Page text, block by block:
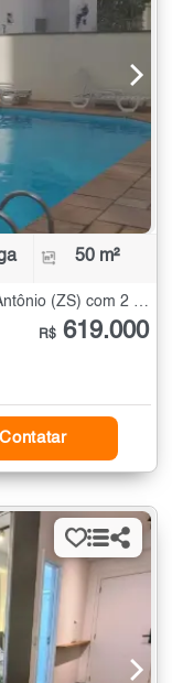
50 m²
Apartamento à Venda na Chácara Santo Antônio (ZS) com 2 quartos - 50 m²
R$ 619.000
Contatar